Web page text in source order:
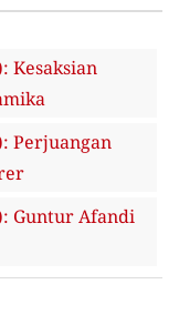
Kesaksian
Perjuangan
Guntur Afandi